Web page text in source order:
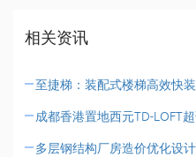
相关资讯
至捷梯：装配式楼梯高效快
成都香港置地西元TD-LOFT
多层钢结构厂房造价优化设